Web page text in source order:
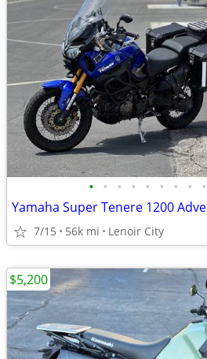
• • • • • • • • •
7/15 56k mi Lenoir City
$5,200